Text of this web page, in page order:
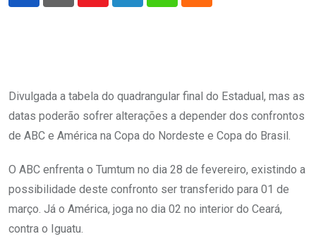
Divulgada a tabela do quadrangular final do Estadual, mas as
datas poderão sofrer alterações a depender dos confrontos
de ABC e América na Copa do Nordeste e Copa do Brasil.
O ABC enfrenta o Tumtum no dia 28 de fevereiro, existindo a
possibilidade deste confronto ser transferido para 01 de
março. Já o América, joga no dia 02 no interior do Ceará,
contra o Iguatu.